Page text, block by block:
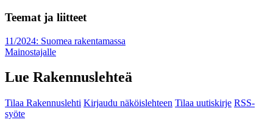
Teemat ja liitteet
11/2024: Suomea rakentamassa
Mainostajalle
Lue Rakennuslehteä
Tilaa Rakennuslehti Kirjaudu näköislehteen Tilaa uutiskirje RSS-
syöte